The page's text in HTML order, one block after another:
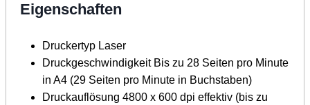
Eigenschaften
Druckertyp Laser
Druckgeschwindigkeit Bis zu 28 Seiten pro Minute
in A4 (29 Seiten pro Minute in Buchstaben)
Druckauflösung 4800 x 600 dpi effektiv (bis zu